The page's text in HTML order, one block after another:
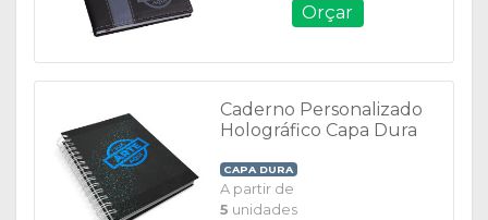
Orçar
Caderno Personalizado
Holográfico Capa Dura
CAPA DURA
A partir de
5 unidades